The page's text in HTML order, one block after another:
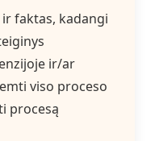
faktas, kadangi
ir/ar
viso proceso
procesą